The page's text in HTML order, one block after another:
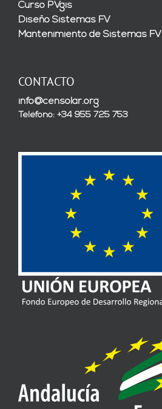
Curso PVgis
Diseño Sistemas FV
Mantenimiento de Sistemas FV
CONTACTO
info@censolar.org
Teléfono: +34 955 725 753